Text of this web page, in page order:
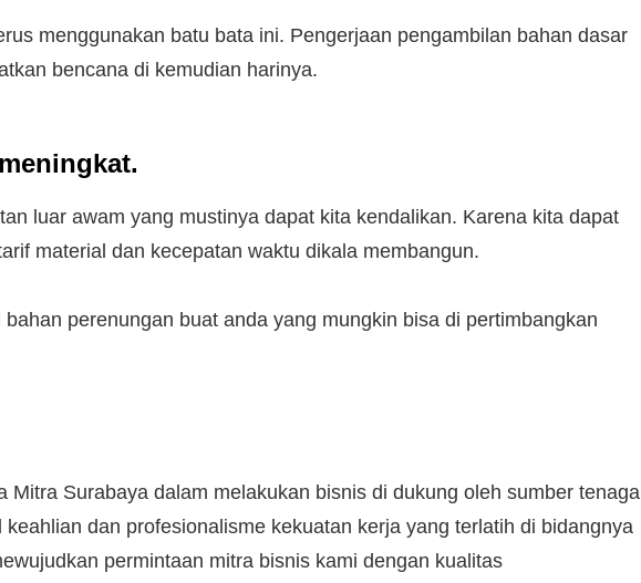
menggunakan batu bata ini. Pengerjaan pengambilan bahan dasar
bencana di kemudian harinya.
luar awam yang mustinya dapat kita kendalikan. Karena kita dapat
material dan kecepatan waktu dikala membangun.
perenungan buat anda yang mungkin bisa di pertimbangkan
Mitra Surabaya dalam melakukan bisnis di dukung oleh sumber tenaga
dan profesionalisme kekuatan kerja yang terlatih di bidangnya
permintaan mitra bisnis kami dengan kualitas